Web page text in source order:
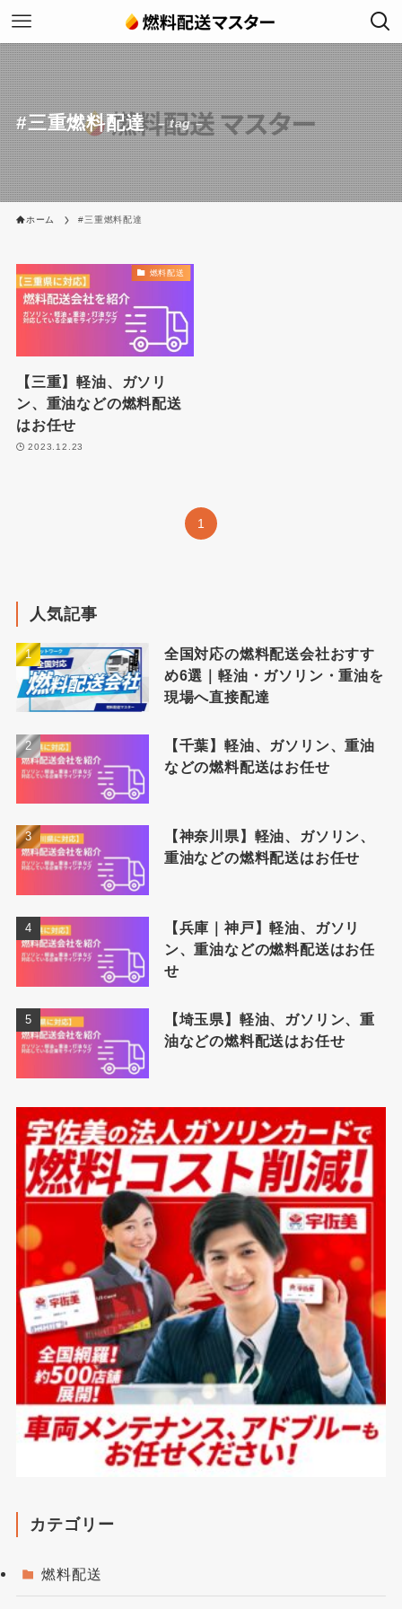
#三重燃料配達 – tag –
ホーム #三重燃料配達
燃料配送
【三重】軽油、ガソリ
ン、重油などの燃料配送
はお任せ
2023.12.23
1
人気記事
全国対応の燃料配送会社おすす
め6選｜軽油・ガソリン・重油を
現場へ直接配達
【千葉】軽油、ガソリン、重油
などの燃料配送はお任せ
【神奈川県】軽油、ガソリン、
重油などの燃料配送はお任せ
【兵庫｜神戸】軽油、ガソリ
ン、重油などの燃料配送はお任
せ
【埼玉県】軽油、ガソリン、重
油などの燃料配送はお任せ
カテゴリー
燃料配送